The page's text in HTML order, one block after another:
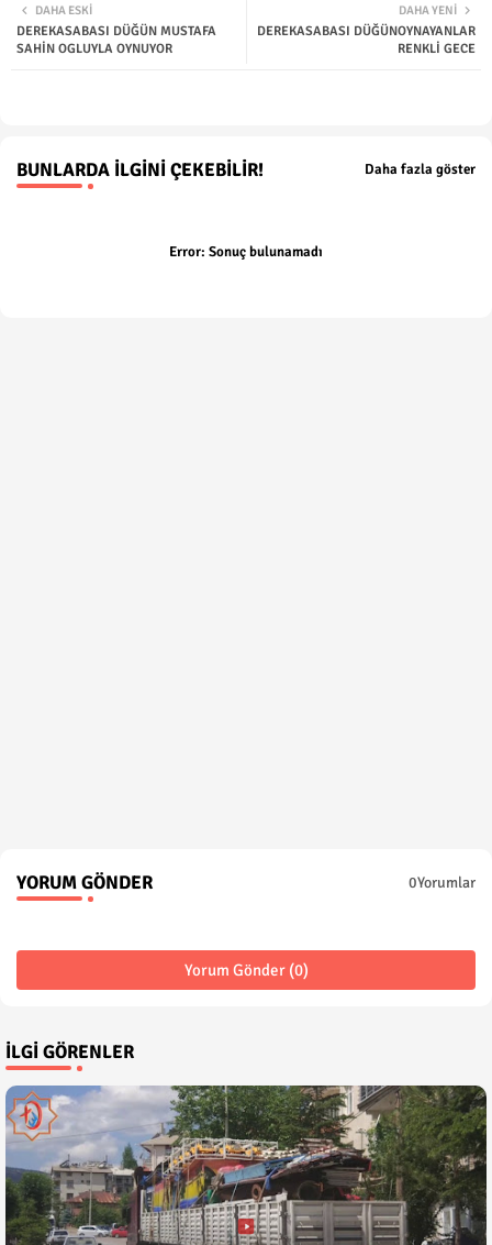
ter tsap
DAHA YENI
DEREKASABASI DÜĞÜNOYNAYANLAR
RENKLİ GECE
DAHA ESKI
DEREKASABASI DÜĞÜN MUSTAFA
SAHİN OGLUYLA OYNUYOR
BUNLARDA İLGINI ÇEKEBILIR! Daha fazla göster
Error: Sonuç bulunamadı
YORUM GÖNDER 0Yorumlar
Yorum Gönder (0)
İLGI GÖRENLER